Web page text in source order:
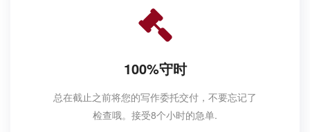
100%守时
总在截止之前将您的写作委托交付，不要忘记了
检查哦。接受8个小时的急单.